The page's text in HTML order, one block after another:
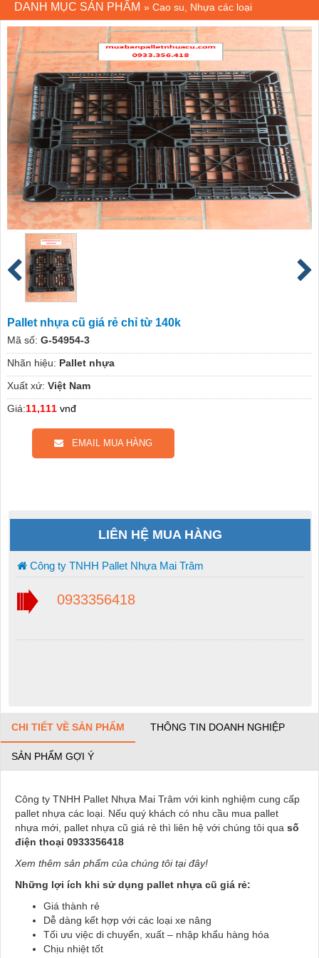
DANH MỤC SẢN PHẨM » Cao su, Nhựa các loại
Pallet nhựa cũ giá rẻ chỉ từ 140k
Mã số: G-54954-3
Nhãn hiệu: Pallet nhựa
Xuất xứ: Việt Nam
Giá:11,111 vnđ
EMAIL MUA HÀNG
LIÊN HỆ MUA HÀNG
Công ty TNHH Pallet Nhựa Mai Trâm
0933356418
CHI TIẾT VỀ SẢN PHẨM THÔNG TIN DOANH NGHIỆP
SẢN PHẨM GỢI Ý
Công ty TNHH Pallet Nhựa Mai Trâm với kinh nghiệm cung cấp
pallet nhựa các loại. Nếu quý khách có nhu cầu mua pallet
nhựa mới, pallet nhựa cũ giá rẻ thì liên hệ với chúng tôi qua số
điện thoại 0933356418
Xem thêm sản phẩm của chúng tôi tại đây!
Những lợi ích khi sử dụng pallet nhựa cũ giá rẻ:
Giá thành rẻ
Dễ dàng kết hợp với các loại xe nâng
Tối ưu việc di chuyển, xuất – nhập khẩu hàng hóa
Chịu nhiệt tốt